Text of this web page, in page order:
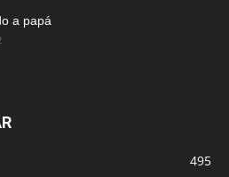
a papá
495